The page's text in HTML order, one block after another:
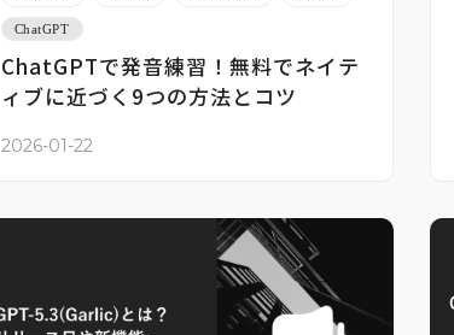
ChatGPT
ChatGPTで発音練習！無料でネイテ
ィブに近づく9つの方法とコツ
2026-01-22